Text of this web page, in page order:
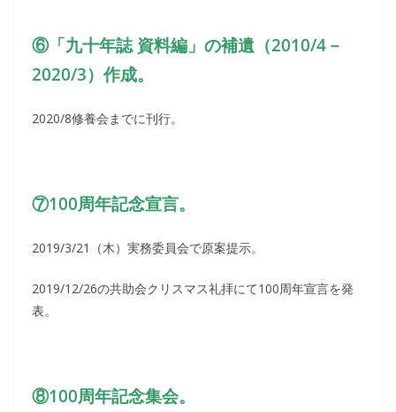
⑥「九十年誌 資料編」の補遺（2010/4－
2020/3）作成。
2020/8修養会までに刊行。
⑦100周年記念宣言。
2019/3/21（木）実務委員会で原案提示。
2019/12/26の共助会クリスマス礼拝にて100周年宣言を発
表。
⑧100周年記念集会。